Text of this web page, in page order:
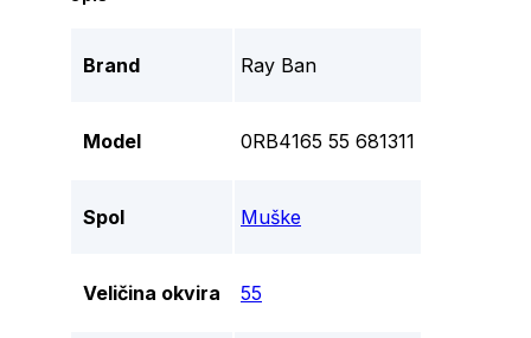
Brand Ray Ban
Model 0RB4165 55 681311
Spol Muške
Veličina okvira 55